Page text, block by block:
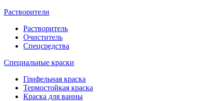
Растворители
Растворитель
Очиститель
Спецсредства
Специальные краски
Грифельная краска
Термостойкая краска
Краска для ванны